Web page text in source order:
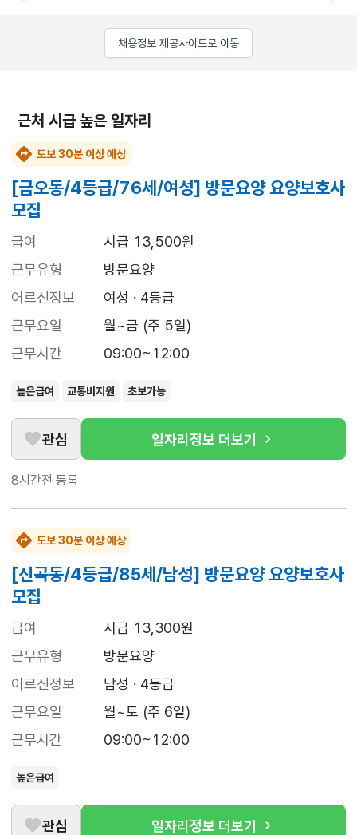
채용정보 제공사이트로 이동
근처 시급 높은 일자리
도보 30분 이상 예상
[금오동/4등급/76세/여성] 방문요양 요양보호사
모집
급여
시급 13,500원
근무유형
방문요양
어르신정보
여성 · 4등급
근무요일
월~금 (주 5일)
근무시간
09:00~12:00
높은급여 교통비지원 초보가능
관심 일자리정보 더보기
8시간전 등록
도보 30분 이상 예상
[신곡동/4등급/85세/남성] 방문요양 요양보호사
모집
급여
시급 13,300원
근무유형
방문요양
어르신정보
남성 · 4등급
근무요일
월~토 (주 6일)
근무시간
09:00~12:00
높은급여
관심 일자리정보 더보기